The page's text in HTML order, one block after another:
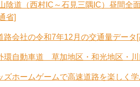
陰道（西村IC～石見三隅IC）昼間
省]
路会社の令和7年12月の交通量データ
環自動車道 草加地区・和光地区・
ズホームゲームで高速道路を楽しく